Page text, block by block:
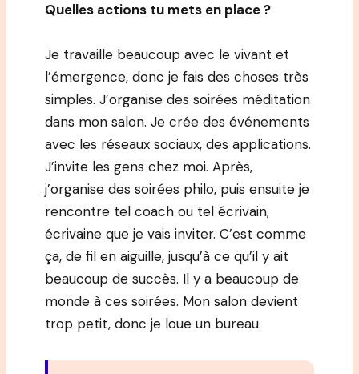
Quelles actions tu mets en place ?
Je travaille beaucoup avec le vivant et
l’émergence, donc je fais des choses très
simples. J’organise des soirées méditation
dans mon salon. Je crée des événements
avec les réseaux sociaux, des applications.
J’invite les gens chez moi. Après,
j’organise des soirées philo, puis ensuite je
rencontre tel coach ou tel écrivain,
écrivaine que je vais inviter. C’est comme
ça, de fil en aiguille, jusqu’à ce qu’il y ait
beaucoup de succès. Il y a beaucoup de
monde à ces soirées. Mon salon devient
trop petit, donc je loue un bureau.